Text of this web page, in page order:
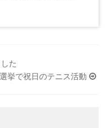
た
挙で祝日のテニス活動